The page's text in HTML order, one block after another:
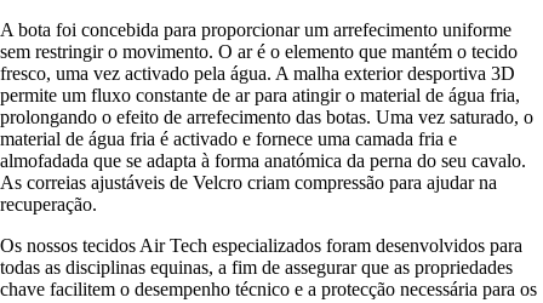
A bota foi concebida para proporcionar um arrefecimento uniforme
sem restringir o movimento. O ar é o elemento que mantém o tecido
fresco, uma vez activado pela água. A malha exterior desportiva 3D
permite um fluxo constante de ar para atingir o material de água fria,
prolongando o efeito de arrefecimento das botas. Uma vez saturado, o
material de água fria é activado e fornece uma camada fria e
almofadada que se adapta à forma anatómica da perna do seu cavalo.
As correias ajustáveis de Velcro criam compressão para ajudar na
recuperação.
Os nossos tecidos Air Tech especializados foram desenvolvidos para
todas as disciplinas equinas, a fim de assegurar que as propriedades
chave facilitem o desempenho técnico e a protecção necessária para os